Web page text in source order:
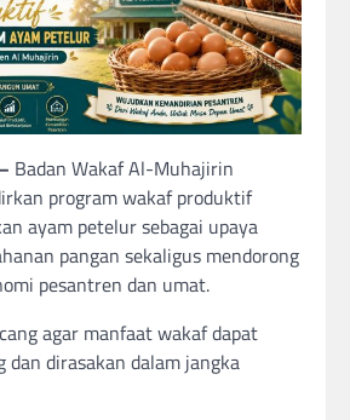
Badan Wakaf Al-Muhajirin
program wakaf produktif
ayam petelur sebagai upaya
pangan sekaligus mendorong
pesantren dan umat.
agar manfaat wakaf dapat
dan dirasakan dalam jangka